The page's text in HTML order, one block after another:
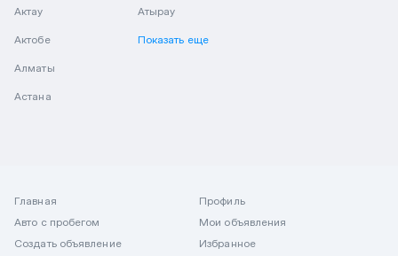
Актау
Актобе
Алматы
Астана
Атырау
Показать еще
Главная
Авто с пробегом
Создать объявление
Профиль
Мои объявления
Избранное